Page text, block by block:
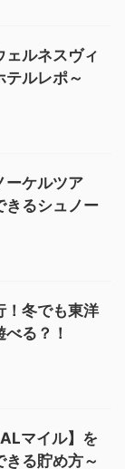
ェルネスヴィ
テルレポ～
ーケルツア
きるシュノー
！冬でも東洋
る？！
マイル】を
る貯め方～